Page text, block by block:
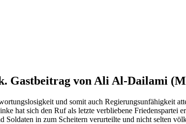
Gastbeitrag von Ali Al-Dailami
und somit auch Regierungsunfähigkeit
hat sich den Ruf als letzte verbliebene Friedenspartei
in zum Scheitern verurteilte und nicht selten